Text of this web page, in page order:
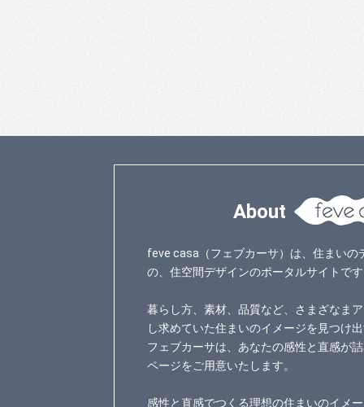
About
feve casa（フェブカーサ）は、住まいの
の、住空間デザインのポータルサイトで
暮らし方、素材、品質など、さまざなま
し求めていた住まいのイメージを見つけ
フェブカーサは、あなたの感性と直感が
ページをご用意いたします。
感性と直感でつくる理想の住まいのイメ